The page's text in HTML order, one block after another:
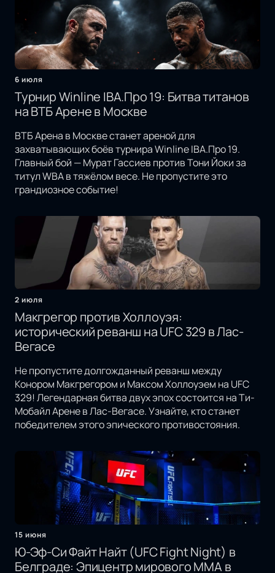
6 июля
Турнир Winline IBA.Про 19: Битва титанов
на ВТБ Арене в Москве
ВТБ Арена в Москве станет ареной для
захватывающих боёв турнира Winline IBA.Про 19.
Главный бой — Мурат Гассиев против Тони Йоки за
титул WBA в тяжёлом весе. Не пропустите это
грандиозное событие!
2 июля
Макгрегор против Холлоуэя:
исторический реванш на UFC 329 в Лас-
Вегасе
Не пропустите долгожданный реванш между
Конором Макгрегором и Максом Холлоуэем на UFC
329! Легендарная битва двух эпох состоится на Ти-
Мобайл Арене в Лас-Вегасе. Узнайте, кто станет
победителем этого эпического противостояния.
15 июня
Ю-Эф-Си Файт Найт (UFC Fight Night) в
Белграде: Эпицентр мирового MMA в